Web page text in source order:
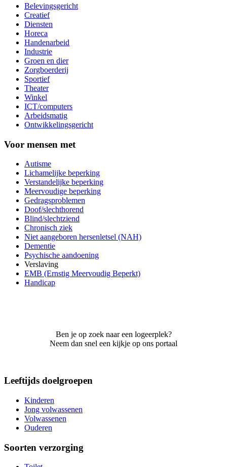
Belevingsgericht
Creatief
Diensten
Horeca
Handenarbeid
Industrie
Groen en dier
Zorgboerderij
Sportief
Theater
Winkel
ICT/computers
Arbeidsmatig
Ontwikkelingsgericht
Voor mensen met
Autisme
Lichamelijke beperking
Verstandelijke beperking
Meervoudige beperking
Gedragsproblemen
Doof/slechthorend
Blind/slechtziend
Chronisch ziek
Niet aangeboren hersenletsel (NAH)
Dementie
Psychische aandoening
Verslaving
EMB (Ernstig Meervoudig Beperkt)
Handicap
Ben je op zoek naar een logeerplek?
Neem dan snel een kijkje op ons portaal
Leeftijds doelgroepen
Kinderen
Jong volwassenen
Volwassenen
Ouderen
Soorten verzorging